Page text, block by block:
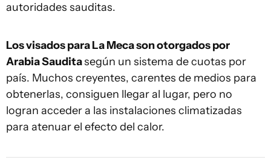
autoridades sauditas.
Los visados para La Meca son otorgados por
Arabia Sauditasegún un sistema de cuotas por
país. Muchos creyentes, carentes de medios para
obtenerlas, consiguen llegar al lugar, pero no
logran acceder a las instalaciones climatizadas
para atenuar el efecto del calor.